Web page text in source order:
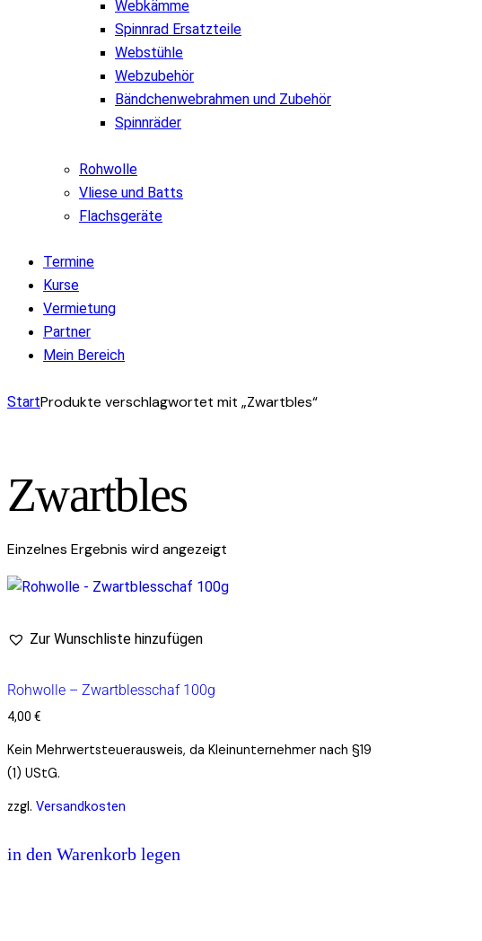
Webkämme
Spinnrad Ersatzteile
Webstühle
Webzubehör
Bändchenwebrahmen und Zubehör
Spinnräder
Rohwolle
Vliese und Batts
Flachsgeräte
Termine
Kurse
Vermietung
Partner
Mein Bereich
StartProdukte verschlagwortet mit „Zwartbles“
Zwartbles
Einzelnes Ergebnis wird angezeigt
Zur Wunschliste hinzufügen
Rohwolle – Zwartblesschaf 100g
4,00 €
Kein Mehrwertsteuerausweis, da Kleinunternehmer nach §19
(1) UStG.
zzgl. Versandkosten
in den Warenkorb legen